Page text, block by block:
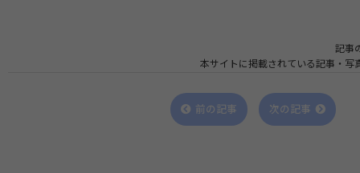
記事
本サイトに掲載されている記事・写
前の記事 次の記事